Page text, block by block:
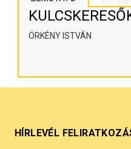
ÖRKÉNY ISTVÁN
HÍRLEVÉL